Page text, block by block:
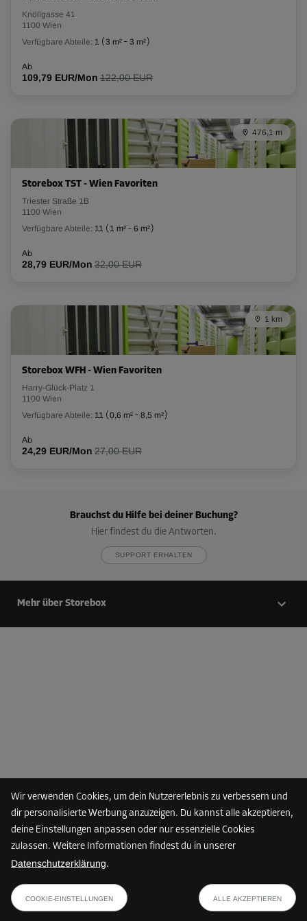
Wir verwenden Cookies, um dein Nutzererlebnis zu verbessern und
dir personalisierte Werbung anzuzeigen. Du kannst alle akzeptieren,
deine Einstellungen anpassen oder nur essenzielle Cookies
zulassen. Weitere Informationen findest du in unserer
Datenschutzerklärung.
COOKIE-EINSTELLUNGEN ALLE AKZEPTIEREN
-10%
Ab
75,59 EUR/Mon
Fläche: 2,4 m²
L:2m B:1,2m H:2,5m
-10%
84,00 EUR/Mon
75,59 EUR/Mon
Fläche: 3,5 m²
L:2,3m B:1,5 m H:2,5m
116,00 EUR/Mon
104,39 EUR/Mon
-10%
-10%
Ab
220,00 EUR/Mon
197,99 EUR/Mon
Abteil 10
Fläche: 2,8 m²
Knöllgasse 41
1100 Wien
Verfügbare Abteile: 1 (3 m² - 3 m²)
Ab
109,79 EUR/Mon 122,00 EUR
476,1 m
Storebox TST - Wien Favoriten
Triester Straße 1B
1100 Wien
Verfügbare Abteile: 11 ( 1 m² - 6 m²)
Ab
28,79 EUR/Mon 32,00 EUR
1 km
Storebox WFH - Wien Favoriten
Harry-Glück-Platz 1
1100 Wien
Verfügbare Abteile: 11 (0,6 m² - 8,5 m²)
Ab
24,29 EUR/Mon 27,00 EUR
61,19 EUR/Mon PLAN ANZEIGEN
Brauchst du Hilfe bei deiner Buchung?
Hier findest du die Antworten.
SUPPORT ERHALTEN
Mehr über Storebox